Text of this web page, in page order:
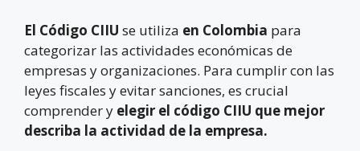
El Código CIIU se utiliza en Colombia para
categorizar las actividades económicas de
empresas y organizaciones. Para cumplir con las
leyes fiscales y evitar sanciones, es crucial
comprender y elegir el código CIIU que mejor
describa la actividad de la empresa.